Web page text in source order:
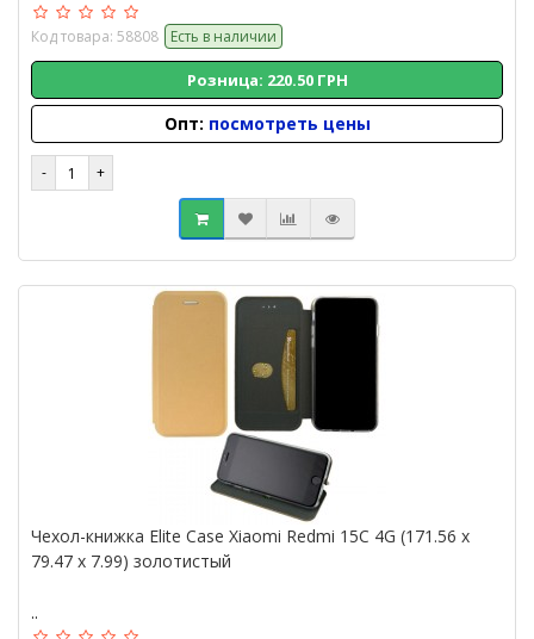
Код товара: 58808 Есть в наличии
Розница: 220.50 ГРН
Опт: посмотреть цены
Чехол-книжка Elite Case Xiaomi Redmi 15C 4G (171.56 x
79.47 x 7.99) золотистый
..